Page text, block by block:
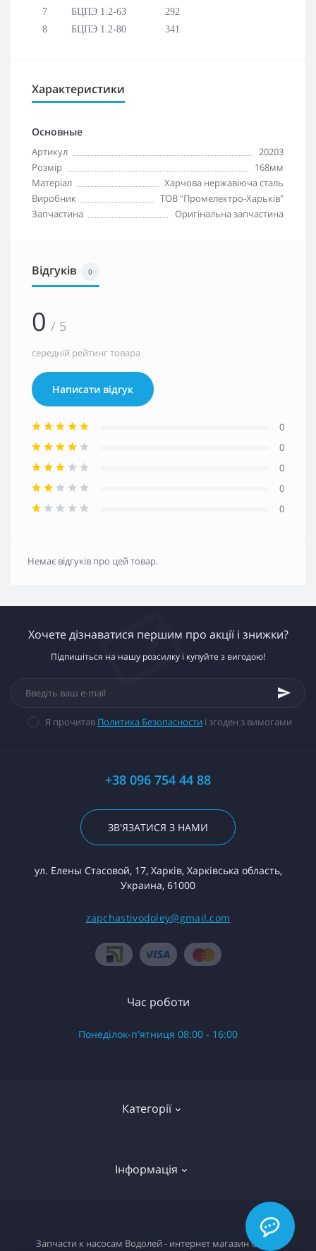
7
БЦПЭ 1.2-63
292
8
БЦПЭ 1.2-80 341
Характеристики
Основные
Артикул
20203
Розмір
168мм
Матеріал
Харчова нержавіюча сталь
Виробник
ТОВ "Промелектро-Харьків"
Запчастина
Оригінальна запчастина
Відгуків 0
0 / 5
середній рейтинг товара
Написати відгук
0
0
0
0
0
Немає відгуків про цей товар.
Хочете дізнаватися першим про акції і знижки?
Підпишіться на нашу розсилку і купуйте з вигодою!
Я прочитав Политика Безопасности і згоден з вимогами
+38 096 754 44 88
ЗВ'ЯЗАТИСЯ З НАМИ
ул. Елены Стасовой, 17, Харків, Харківська область,
Украина, 61000
zapchastivodoley@gmail.com
Категорії
Готові вироби в зборі
Запчастини до насоса Водолій БЦПЭ 0.3 серій
Запчастини до насоса Водолій БЦПЭ 0.32 серій
Інформація
Доставка
Час роботи
Понеділок-п'ятниця 08:00 - 16:00
Запчасти к насосам Водолей - интернет магазин © 2026